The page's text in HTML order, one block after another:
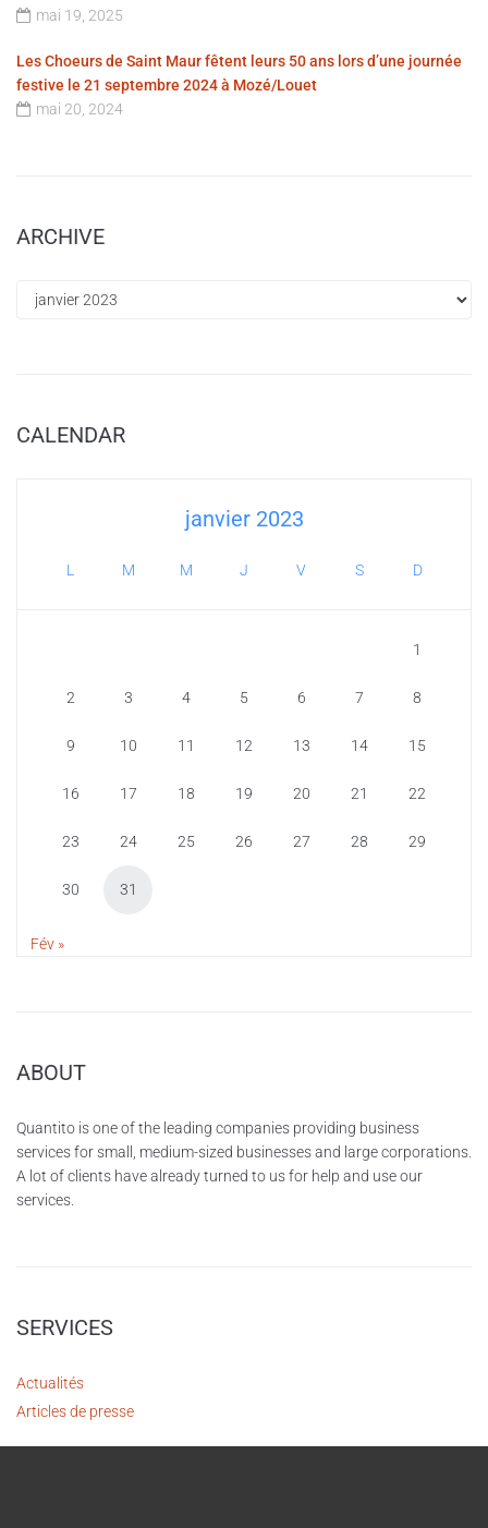
mai 19, 2025
Les Choeurs de Saint Maur fêtent leurs 50 ans lors d’une journée
festive le 21 septembre 2024 à Mozé/Louet
mai 20, 2024
ARCHIVE
CALENDAR
janvier 2023
L M M J V S D
1
2 3 4 5 6 7 8
9 10 11 12 13 14 15
16 17 18 19 20 21 22
23 24 25 26 27 28 29
30 31
Fév »
ABOUT
Quantito is one of the leading companies providing business
services for small, medium-sized businesses and large corporations.
A lot of clients have already turned to us for help and use our
services.
SERVICES
Actualités
Articles de presse